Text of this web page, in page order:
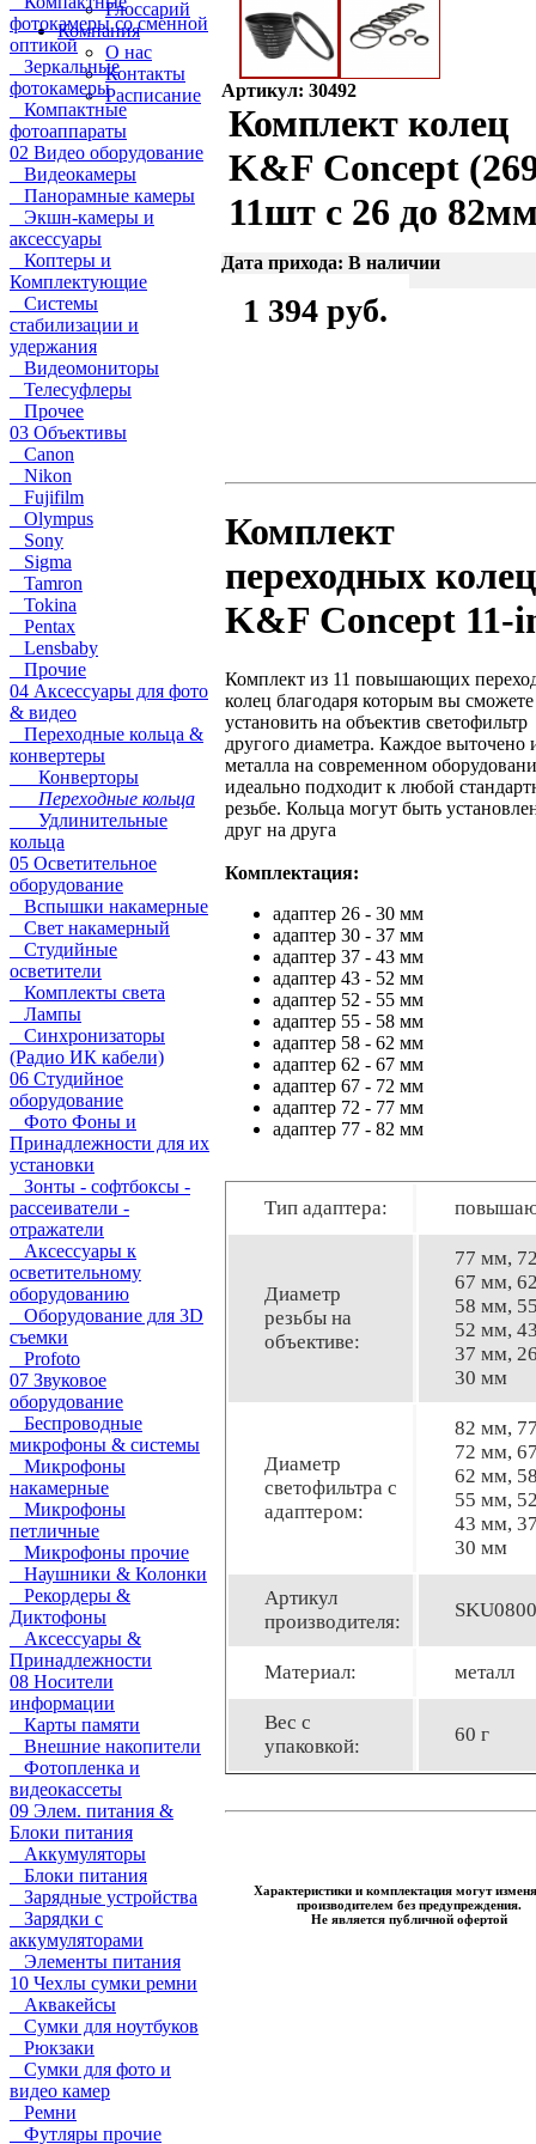
Глоссарий
Компания
О нас
Контакты
Расписание
фотокамеры со сменной
оптикой
Зеркальные
фотокамеры
Компактные
фотоаппараты
02 Видео оборудование
Видеокамеры
Панорамные камеры
Экшн-камеры и
аксессуары
Коптеры и
Комплектующие
Системы
стабилизации и
удержания
Видеомониторы
Телесуфлеры
Прочее
03 Объективы
Canon
Nikon
Fujifilm
Olympus
Sony
Sigma
Tamron
Tokina
Pentax
Lensbaby
Прочие
04 Аксессуары для фото
& видео
Переходные кольца &
конвертеры
Конверторы
Переходные кольца
Удлинительные
кольца
05 Осветительное
оборудование
Вспышки накамерные
Свет накамерный
Студийные
осветители
Комплекты света
Лампы
Синхронизаторы
(Радио ИК кабели)
06 Студийное
оборудование
Фото Фоны и
Принадлежности для их
установки
Зонты - софтбоксы -
рассеиватели -
отражатели
Аксессуары к
осветительному
оборудованию
Оборудование для 3D
съемки
Profoto
07 Звуковое
оборудование
Беспроводные
микрофоны & системы
Микрофоны
накамерные
Микрофоны
петличные
Микрофоны прочие
Наушники & Колонки
Рекордеры &
Диктофоны
Аксессуары &
Принадлежности
08 Носители
информации
Карты памяти
Внешние накопители
Фотопленка и
видеокассеты
09 Элем. питания &
Блоки питания
Аккумуляторы
Блоки питания
Зарядные устройства
Зарядки с
аккумуляторами
Элементы питания
10 Чехлы сумки ремни
Аквакейсы
Сумки для ноутбуков
Рюкзаки
Сумки для фото и
видео камер
Ремни
Футляры прочие
Артикул: 30492
Комплект колец
K&F Concept
11шт с 26 до
Дата прихода: В наличии
1 394 руб.
Комплект
переходных колец
K&F Concept 11-
Комплект из 11 повышающих
колец благодаря которым вы сможете
установить на объектив светофильтр
другого диаметра. Каждое выточено
металла на современном
идеально подходит к любой
резьбе. Кольца могут быть
друг на друга
Комплектация:
адаптер 26 - 30 мм
адаптер 30 - 37 мм
адаптер 37 - 43 мм
адаптер 43 - 52 мм
адаптер 52 - 55 мм
адаптер 55 - 58 мм
адаптер 58 - 62 мм
адаптер 62 - 67 мм
адаптер 67 - 72 мм
адаптер 72 - 77 мм
адаптер 77 - 82 мм
Тип адаптера:
Диаметр
резьбы на
объективе:
77 мм,
67 мм,
58 мм,
52 мм,
37 мм,
30 мм
Диаметр
светофильтра с
адаптером:
82 мм,
72 мм,
62 мм,
55 мм,
43 мм,
30 мм
Артикул
производителя:
SKU0800
Материал: металл
Вес с
упаковкой:
60 г
Характеристики и комплектация могут
производителем без предупреждения.
Не является публичной офертой